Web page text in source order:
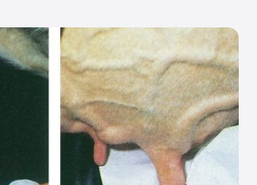
Dairy Japanニュース ミニ酪農講座
UP / オンライン展示場
経営に役立てる、さまざまなサー
商品を紹介しています。